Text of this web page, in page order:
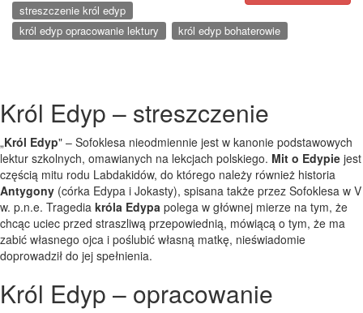
streszczenie król edyp
król edyp opracowanie lektury
król edyp bohaterowie
Król Edyp – streszczenie
„Król Edyp" – Sofoklesa nieodmiennie jest w kanonie podstawowych
lektur szkolnych, omawianych na lekcjach polskiego. Mit o Edypie jest
częścią mitu rodu Labdakidów, do którego należy również historia
Antygony (córka Edypa i Jokasty), spisana także przez Sofoklesa w V
w. p.n.e. Tragedia króla Edypa polega w głównej mierze na tym, że
chcąc uciec przed straszliwą przepowiednią, mówiącą o tym, że ma
zabić własnego ojca i poślubić własną matkę, nieświadomie
doprowadził do jej spełnienia.
Król Edyp – opracowanie